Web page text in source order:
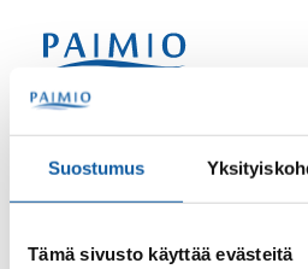
Suostumus
Tämä sivusto käyttää evästeitä